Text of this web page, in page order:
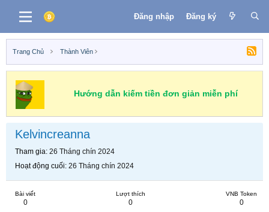
Đăng nhập Đăng ký
Trang Chủ Thành Viên
Hướng dẫn kiếm tiền đơn giản miễn phí
Kelvincreanna
Tham gia 26 Tháng chín 2024
Hoạt động cuối 26 Tháng chín 2024
Bài viết
0
Lượt thích
0
VNB Token
0